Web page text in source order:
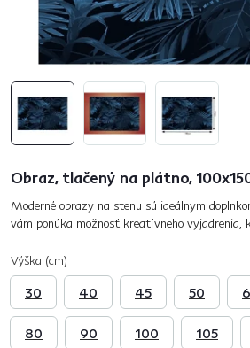
Obraz, tlačený na plátno,
Moderné obrazy na stenu sú ideálnym
vám ponúka možnosť kreatívneho vyjadrenia,
Výška (cm)
30 40 45 50
80 90 100 105